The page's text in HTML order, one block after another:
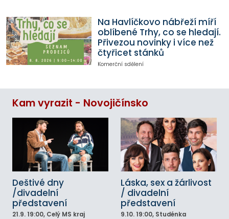
Na Havlíčkovo nábřeží míří
oblíbené Trhy, co se hledají.
Přivezou novinky i více než
čtyřicet stánků
Komerční sdělení
Kam vyrazit - Novojičínsko
Deštivé dny
/divadelní
představení
21.9. 19:00, Celý MS kraj
Láska, sex a žárlivost
/ divadelní
představení
9.10. 19:00, Studénka